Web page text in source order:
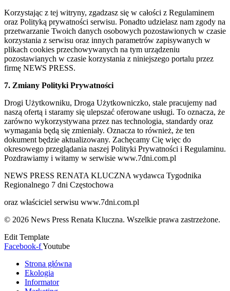
Korzystając z tej witryny, zgadzasz się w całości z Regulaminem
oraz Polityką prywatności serwisu. Ponadto udzielasz nam zgody na
przetwarzanie Twoich danych osobowych pozostawionych w czasie
korzystania z serwisu oraz innych parametrów zapisywanych w
plikach cookies przechowywanych na tym urządzeniu
pozostawianych w czasie korzystania z niniejszego portalu przez
firmę NEWS PRESS.
7. Zmiany Polityki Prywatności
Drogi Użytkowniku, Droga Użytkowniczko, stale pracujemy nad
naszą ofertą i staramy się ulepszać oferowane usługi. To oznacza, że
zarówno wykorzystywana przez nas technologia, standardy oraz
wymagania będą się zmieniały. Oznacza to również, że ten
dokument będzie aktualizowany. Zachęcamy Cię więc do
okresowego przeglądania naszej Polityki Prywatności i Regulaminu.
Pozdrawiamy i witamy w serwisie www.7dni.com.pl
NEWS PRESS RENATA KLUCZNA wydawca Tygodnika
Regionalnego 7 dni Częstochowa
oraz właściciel serwisu www.7dni.com.pl
© 2026 News Press Renata Kluczna. Wszelkie prawa zastrzeżone.
Edit Template
Facebook-fYoutube
Strona główna
Ekologia
Informator